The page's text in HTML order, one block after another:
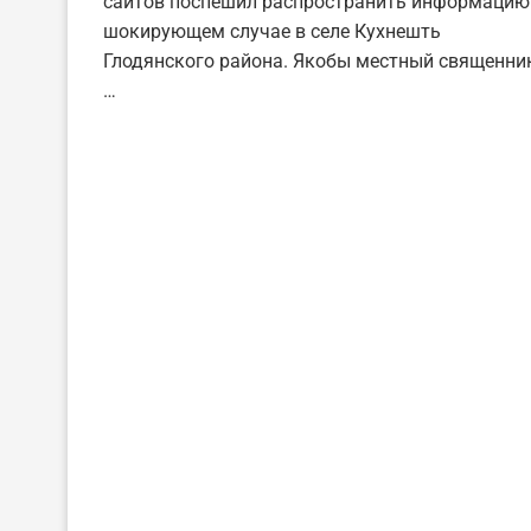
шокирующем случае в селе Кухнешть
Глодянского района. Якобы местный
…